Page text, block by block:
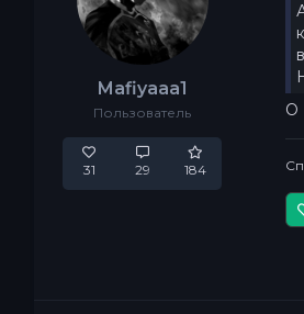
Mafiyaaa1
Пользователь
31 29 184
О